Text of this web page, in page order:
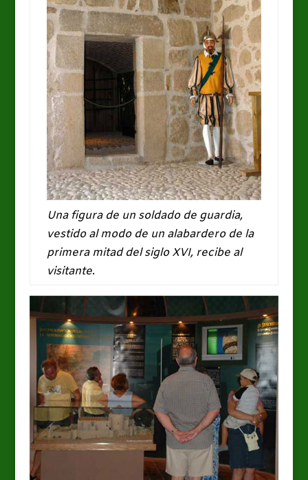
Una figura de un soldado de guardia,
vestido al modo de un alabardero de la
primera mitad del siglo XVI, recibe al
visitante.